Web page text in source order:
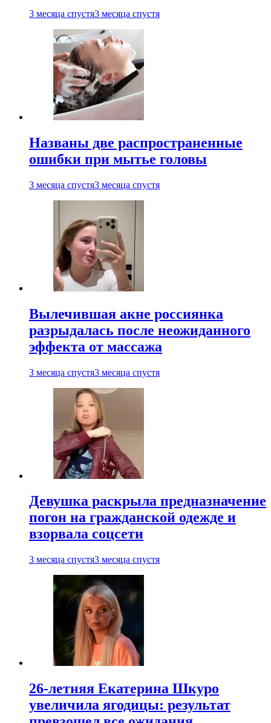
3 месяца спустя3 месяца спустя
Названы две распространенные
ошибки при мытье головы
3 месяца спустя3 месяца спустя
Вылечившая акне россиянка
разрыдалась после неожиданного
эффекта от массажа
3 месяца спустя3 месяца спустя
Девушка раскрыла предназначение
погон на гражданской одежде и
взорвала соцсети
3 месяца спустя3 месяца спустя
26-летняя Екатерина Шкуро
увеличила ягодицы: результат